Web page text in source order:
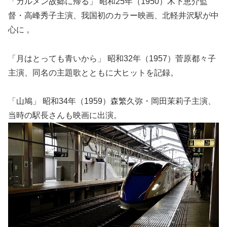
督・高峰秀子主演、我国初のカラー映画、北軽井沢駅が中
心に 。
「月はとっても青いから」 昭和32年（1957）菅原都々子
主演、同名の主題歌とともに大ヒットを記録。
「山鳩」 昭和34年（1959）森繁久弥・岡田茉莉子主演、
当時の駅長さんも映画に出演。